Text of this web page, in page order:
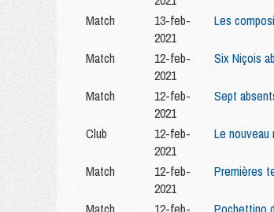
Match
13-feb-
2021
Les
Match
12-feb-
2021
Six Niçois
Match
12-feb-
2021
Sept
Club
12-feb-
2021
Le nouveau
Match
12-feb-
2021
Premières